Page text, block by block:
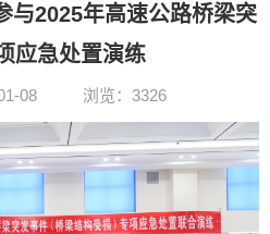
与2025年高速公路桥梁突
应急处置演练
08 浏览：3326